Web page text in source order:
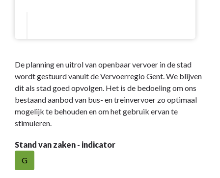
De planning en uitrol van openbaar vervoer in de stad
wordt gestuurd vanuit de Vervoerregio Gent. We blijven
dit als stad goed opvolgen. Het is de bedoeling om ons
bestaand aanbod van bus- en treinvervoer zo optimaal
mogelijk te behouden en om het gebruik ervan te
stimuleren.
Stand van zaken - indicator
G